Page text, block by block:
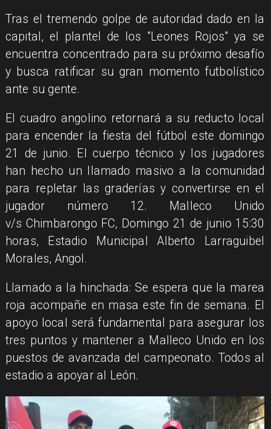
​Tras el tremendo golpe de autoridad dado en la
capital, el plantel de los "Leones Rojos" ya se
encuentra concentrado para su próximo desafío
y busca ratificar su gran momento futbolístico
ante su gente.
​El cuadro angolino retornará a su reducto local
para encender la fiesta del fútbol este domingo
21 de junio. El cuerpo técnico y los jugadores
han hecho un llamado masivo a la comunidad
para repletar las graderías y convertirse en el
jugador número 12. Malleco Unido
v/s Chimbarongo FC, Domingo 21 de junio 15:30
horas, Estadio Municipal Alberto Larraguibel
Morales, Angol.
​Llamado a la hinchada: Se espera que la marea
roja acompañe en masa este fin de semana. El
apoyo local será fundamental para asegurar los
tres puntos y mantener a Malleco Unido en los
puestos de avanzada del campeonato. Todos al
estadio a apoyar al León.